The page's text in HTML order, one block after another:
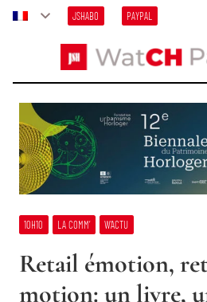
JSHABO PAYPAL
10H10 LA COMM’ W’ACTU
Retail émotion,
motion: un livre,